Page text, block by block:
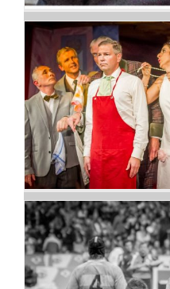
Chat en
au théâtre